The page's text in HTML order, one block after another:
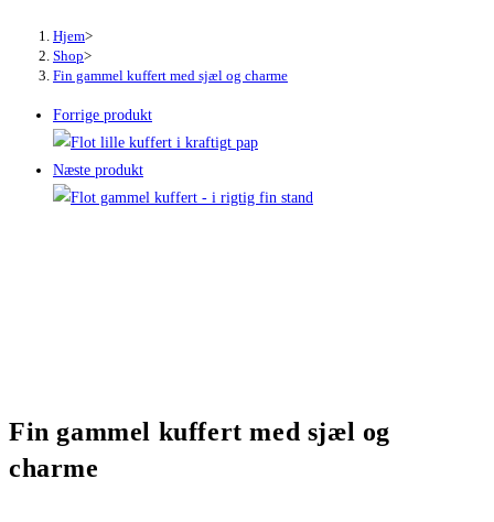
charme Hjem>
Shop>
Fin gammel kuffert med sjæl og charme
Forrige produkt
Næste produkt
Fin gammel kuffert med sjæl og
charme